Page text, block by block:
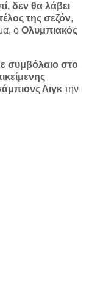
δεν θα λάβει
της σεζόν,
ο Ολυμπιακός
συμβόλαιο στο
Λιγκ την